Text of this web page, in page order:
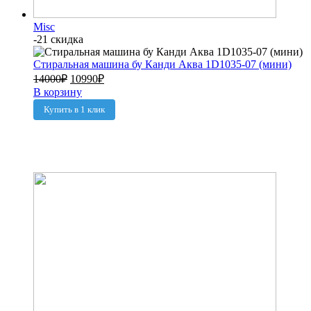
Misc
-21 скидка
Стиральная машина бу Канди Аква 1D1035-07 (мини)
14000₽ 10990₽
В корзину
Купить в 1 клик